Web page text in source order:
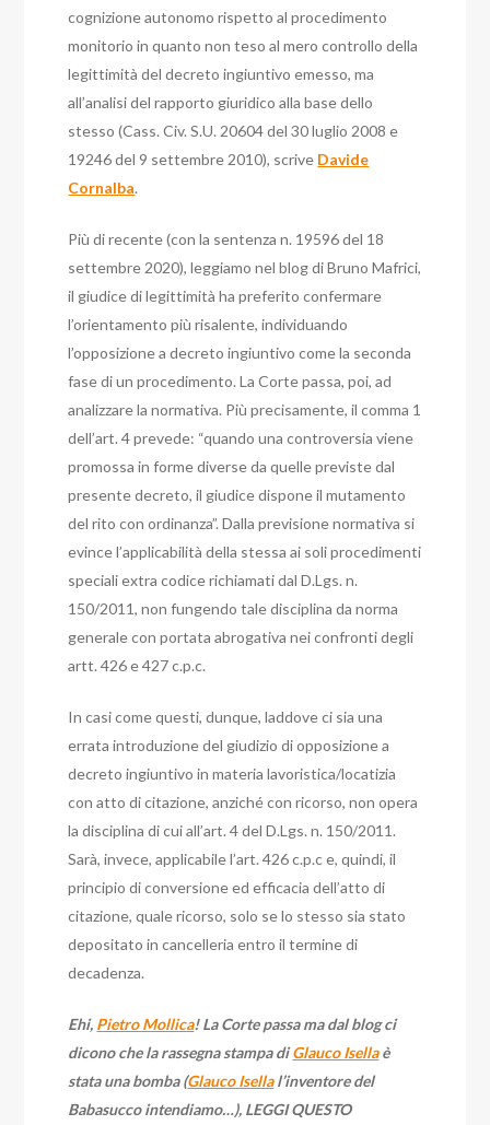
cognizione autonomo rispetto al procedimento
monitorio in quanto non teso al mero controllo della
legittimità del decreto ingiuntivo emesso, ma
all’analisi del rapporto giuridico alla base dello
stesso (Cass. Civ. S.U. 20604 del 30 luglio 2008 e
19246 del 9 settembre 2010), scrive Davide
Cornalba.
Più di recente (con la sentenza n. 19596 del 18
settembre 2020), leggiamo nel blog di Bruno Mafrici,
il giudice di legittimità ha preferito confermare
l’orientamento più risalente, individuando
l’opposizione a decreto ingiuntivo come la seconda
fase di un procedimento.La Corte passa, poi, ad
analizzare la normativa. Più precisamente, il comma 1
dell’art. 4 prevede: “quando una controversia viene
promossa in forme diverse da quelle previste dal
presente decreto, il giudice dispone il mutamento
del rito con ordinanza”.Dalla previsione normativa si
evince l’applicabilità della stessa ai soli procedimenti
speciali extra codice richiamati dal D.Lgs. n.
150/2011, non fungendo tale disciplina da norma
generale con portata abrogativa nei confronti degli
artt. 426 e 427 c.p.c.
In casi come questi, dunque, laddove ci sia una
errata introduzione del giudizio di opposizione a
decreto ingiuntivo in materia lavoristica/locatizia
con atto di citazione, anziché con ricorso, non opera
la disciplina di cui all’art. 4 del D.Lgs. n. 150/2011.
Sarà, invece, applicabile l’art. 426 c.p.c e, quindi, il
principio di conversione ed efficacia dell’atto di
citazione, quale ricorso, solo se lo stesso sia stato
depositato in cancelleria entro il termine di
decadenza.
Ehi, Pietro Mollica! La Corte passa ma dal blog ci
dicono che la rassegna stampa diGlauco Isellaè
stata una bomba (Glauco Isellal’inventore del
Babasucco intendiamo…), LEGGI QUESTO